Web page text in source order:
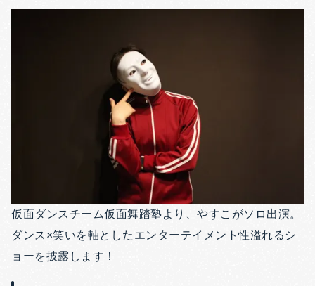
仮面ダンスチーム仮面舞踏塾より、やすこがソロ出演。
ダンス×笑いを軸としたエンターテイメント性溢れるシ
ョーを披露します！